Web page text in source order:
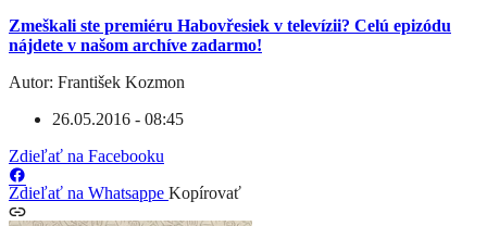
Zmeškali ste premiéru Habovřesiek v televízii? Celú epizódu
nájdete v našom archíve zadarmo!
Autor: František Kozmon
26.05.2016 - 08:45
Zdieľať na Facebooku
Zdieľať na Whatsappe Kopírovať